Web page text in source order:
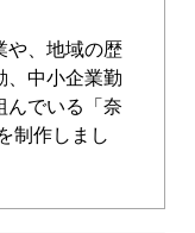
や、地域の歴
、中小企業勤
んでいる「奈
制作しまし